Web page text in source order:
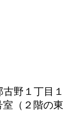
野１丁目１
室（２階の東